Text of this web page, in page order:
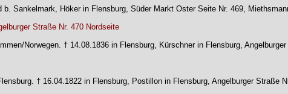
b. Sankelmark, Höker in Flensburg, Süder Markt Oster Seite Nr. 469,
Straße Nr. 470 Nordseite
Norwegen. † 14.08.1836 in Flensburg, Kürschner in Flensburg,
† 16.04.1822 in Flensburg, Postillon in Flensburg, Angelburger Straße